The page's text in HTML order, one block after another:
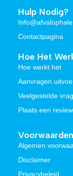
Hulp Nodig?
Contactpagina
Hoe Het
Hoe werkt het
Aanvragen
Veelgestelde
Plaats een
Voorwaarden
Algemen
Disclaimer
Privacybeleid